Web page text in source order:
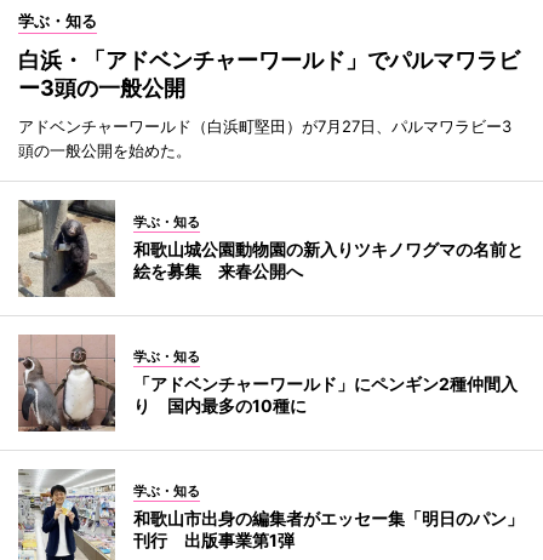
学ぶ・知る
白浜・「アドベンチャーワールド」でパルマワラビ
ー3頭の一般公開
アドベンチャーワールド（白浜町堅田）が7月27日、パルマワラビー3
頭の一般公開を始めた。
学ぶ・知る
和歌山城公園動物園の新入りツキノワグマの名前と
絵を募集 来春公開へ
学ぶ・知る
「アドベンチャーワールド」にペンギン2種仲間入
り 国内最多の10種に
学ぶ・知る
和歌山市出身の編集者がエッセー集「明日のパン」
刊行 出版事業第1弾